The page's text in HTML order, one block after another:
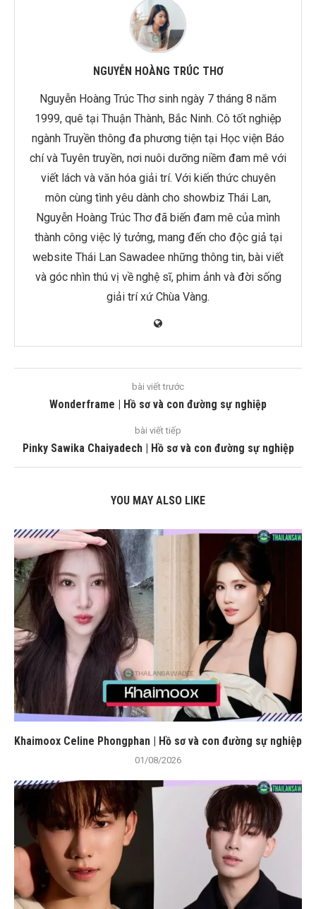
NGUYỄN HOÀNG TRÚC THƠ
Nguyễn Hoàng Trúc Thơ sinh ngày 7 tháng 8 năm
1999, quê tại Thuận Thành, Bắc Ninh. Cô tốt nghiệp
ngành Truyền thông đa phương tiện tại Học viện Báo
chí và Tuyên truyền, nơi nuôi dưỡng niềm đam mê với
viết lách và văn hóa giải trí. Với kiến thức chuyên
môn cùng tình yêu dành cho showbiz Thái Lan,
Nguyễn Hoàng Trúc Thơ đã biến đam mê của mình
thành công việc lý tưởng, mang đến cho độc giả tại
website Thái Lan Sawadee những thông tin, bài viết
và góc nhìn thú vị về nghệ sĩ, phim ảnh và đời sống
giải trí xứ Chùa Vàng.
bài viết trước
Wonderframe | Hồ sơ và con đường sự nghiệp
bài viết tiếp
Pinky Sawika Chaiyadech | Hồ sơ và con đường sự nghiệp
YOU MAY ALSO LIKE
Khaimoox Celine Phongphan | Hồ sơ và con đường sự nghiệp
01/08/2026